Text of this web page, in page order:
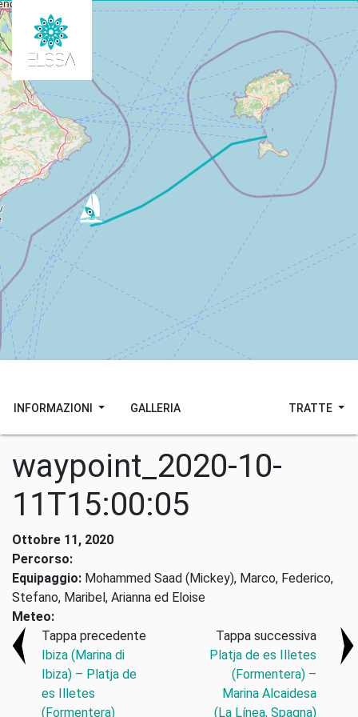
INFORMAZIONI GALLERIA TRATTE
waypoint_2020-10-
11T15:00:05
Ottobre 11, 2020
Percorso:
Equipaggio: Mohammed Saad (Mickey), Marco, Federico,
Stefano, Maribel, Arianna ed Eloise
Meteo:
Tappa precedente
Ibiza (Marina di
Ibiza) – Platja de
es Illetes
(Formentera)
Tappa successiva
Platja de es Illetes
(Formentera) –
Marina Alcaidesa
(La Línea, Spagna)